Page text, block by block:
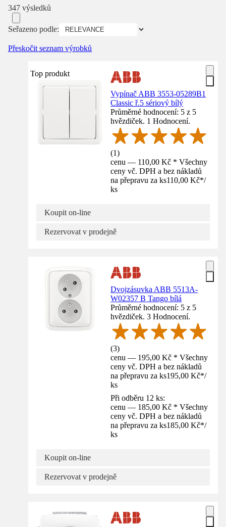
347 výsledků
Seřazeno podle:
Přeskočit seznam výrobků
Top produkt
Vypínač ABB 3553-05289B1
Classic ř.5 sériový bílý
Průměrné hodnocení: 5 z 5
hvězdiček. 1 Hodnocení.
(1)
cenu — 110,00 Kč * Všechny
ceny vč. DPH a bez nákladů
na přepravu za ks110,00 Kč*/
ks
Koupit on-line
Rezervovat v prodejně
Dvojzásuvka ABB 5513A-
W02357 B Tango bílá
Průměrné hodnocení: 5 z 5
hvězdiček. 3 Hodnocení.
(3)
cenu — 195,00 Kč * Všechny
ceny vč. DPH a bez nákladů
na přepravu za ks195,00 Kč*/
ks
Při odběru 12 ks:
cenu — 185,00 Kč * Všechny
ceny vč. DPH a bez nákladů
na přepravu za ks185,00 Kč*/
ks
Koupit on-line
Rezervovat v prodejně